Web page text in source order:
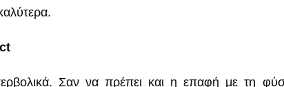
Σαν να πρέπει και η επαφή με τη